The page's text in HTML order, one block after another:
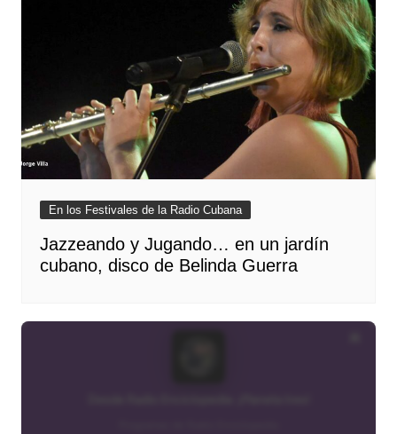
En los Festivales de la Radio Cubana
Jazzeando y Jugando… en un jardín
cubano, disco de Belinda Guerra